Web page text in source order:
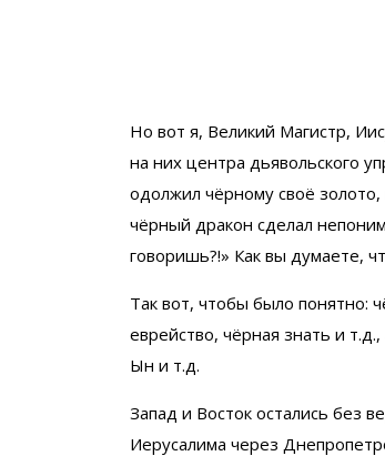
Но вот я, Великий Магистр,
на них центра дьявольского
одолжил чёрному своё
чёрный дракон сделал
говоришь?!» Как вы думаете,
Так вот, чтобы было понятно:
еврейство, чёрная знать и
Ын и т.д.
Запад и Восток остались без
Иерусалима через